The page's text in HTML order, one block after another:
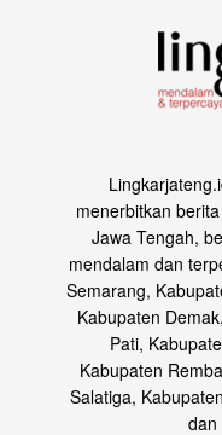
menerbitkan
Jawa Tengah,
mendalam dan
Semarang,
Kabupaten
Pati,
Kabupaten
Salatiga,
dan